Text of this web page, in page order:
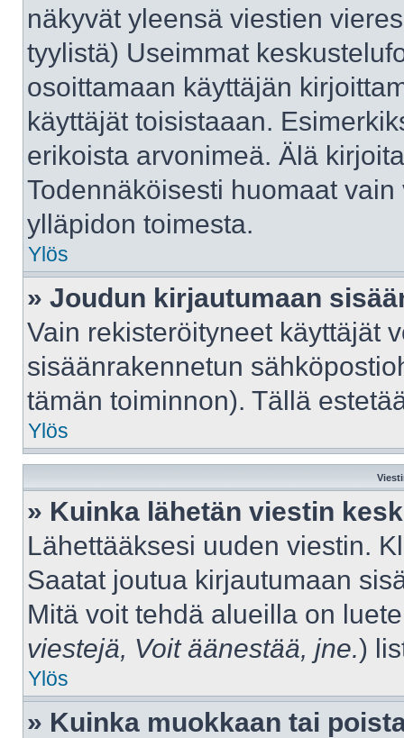
näkyvät yleensä viestien
tyylistä) Useimmat
osoittamaan käyttäjän
käyttäjät toisistaaan.
erikoista arvonimeä. Älä
Todennäköisesti huomaat
ylläpidon toimesta.
Ylös
» Joudun kirjautumaan
Vain rekisteröityneet käyttäjät
sisäänrakennetun
tämän toiminnon). Tällä
Ylös
» Kuinka lähetän viestin
Lähettääksesi uuden viestin.
Saatat joutua kirjautumaan
Mitä voit tehdä alueilla on
viestejä, Voit äänestää, jne.)
Ylös
» Kuinka muokkaan tai